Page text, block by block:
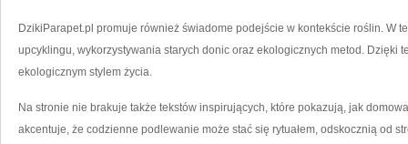
DzikiParapet.pl promuje również świadome podejście w kontekście roślin. W
upcyklingu, wykorzystywania starych donic oraz ekologicznych metod. Dzięki
ekologicznym stylem życia.
Na stronie nie brakuje także tekstów inspirujących, które pokazują, jak
akcentuje, że codzienne podlewanie może stać się rytuałem, odskocznią od